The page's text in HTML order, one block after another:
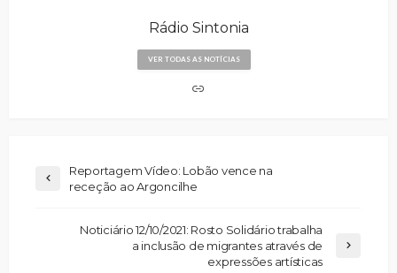
Rádio Sintonia
VER TODAS AS NOTÍCIAS
Reportagem Vídeo: Lobão vence na
receção ao Argoncilhe
Noticiário 12/10/2021: Rosto Solidário trabalha
a inclusão de migrantes através de
expressões artísticas